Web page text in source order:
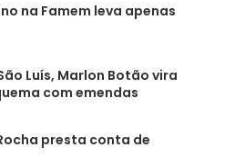
na Famem leva apenas
Luís, Marlon Botão vira
com emendas
presta conta de